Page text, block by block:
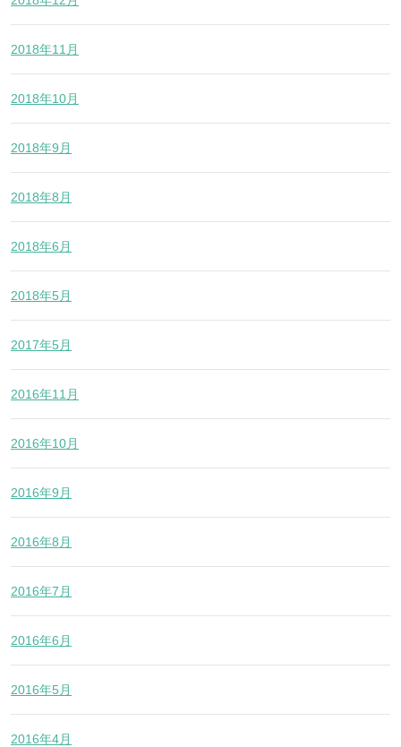
2018年11月
2018年10月
2018年9月
2018年8月
2018年6月
2018年5月
2017年5月
2016年11月
2016年10月
2016年9月
2016年8月
2016年7月
2016年6月
2016年5月
2016年4月